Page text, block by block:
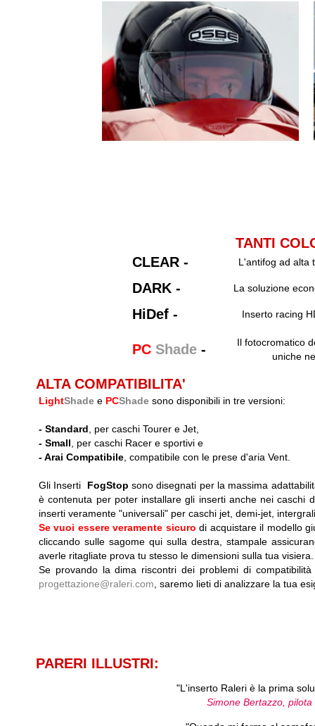
TANTI
CLEAR -
L'antifog ad alta
DARK - La soluzione
HiDef - Inserto racing
PC Shade -
Il fotocromatico
uniche
ALTA COMPATIBILITA'
LightShade e PCShade sono disponibili in tre versioni:
- Standard , per caschi Tourer e Jet,
- Small , per caschi Racer e sportivi e
-Arai Compatibile , compatibile con le prese d'aria Vent.
Gli Inserti FogStop sono disegnati per la massima
è contenuta per poter installare gli inserti anche nei caschi
inserti veramente "universali" per caschi jet, demi-jet,
Se vuoi essere veramente sicuro di acquistare il modello
cliccando sulle sagome qui sulla destra, stampale
averle ritagliate prova tu stesso le dimensioni sulla tua visiera.
Se provando la dima riscontri dei problemi di
progettazione@raleri.com , saremo lieti di analizzare la tua
PARERI ILLUSTRI:
"L'inserto Raleri è la prima
Simone Bertazzo,